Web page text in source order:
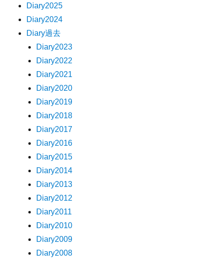
Diary2025
Diary2024
Diary過去
Diary2023
Diary2022
Diary2021
Diary2020
Diary2019
Diary2018
Diary2017
Diary2016
Diary2015
Diary2014
Diary2013
Diary2012
Diary2011
Diary2010
Diary2009
Diary2008